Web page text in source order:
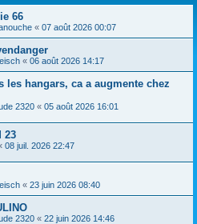
e
66
« 07 août 2026 00:07
« 06 août 2026 14:17
les hangars, ca a augmente chez
2320 « 05 août 2026 16:01
23
08 juil. 2026 22:47
« 23 juin 2026 08:40
2320 « 22 juin 2026 14:46